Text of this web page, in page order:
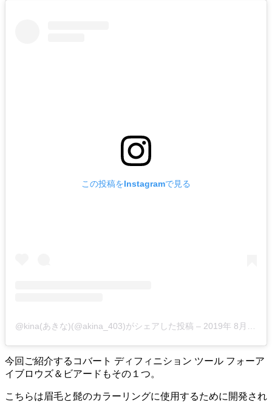
この投稿をInstagramで見る
@kina(あきな)(@akina_403)がシェアした投稿 – 2019年 8月月29日午前6時33分PDT
今回ご紹介するコバート ディフィニション ツール フォーア
イブロウズ＆ビアードもその１つ。
こちらは眉毛と髭のカラーリングに使用するために開発され